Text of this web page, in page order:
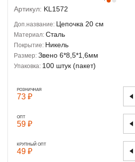
Артикул: KL1572
Доп.название: Цепочка 20 см
Материал: Сталь
Покрытие: Никель
Размер: Звено 6*8,5*1,6мм
Упаковка: 100 штук (пакет)
РОЗНИЧНАЯ
73 ₽
ОПТ
59 ₽
КРУПНЫЙ ОПТ
49 ₽